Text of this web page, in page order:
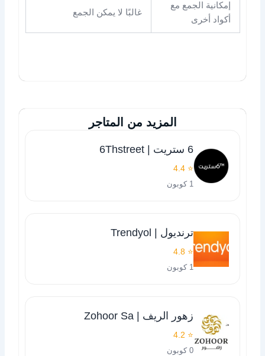
إمكانية الجمع مع
أكواد أخرى
غالبًا لا يمكن الجمع
المزيد من المتاجر
6 ستريت | 6Thstreet
⭐ 4.4
1 كوبون
ترنديول | Trendyol
⭐ 4.8
1 كوبون
زهور الريف | Zohoor Sa
⭐ 4.2
0 كوبون